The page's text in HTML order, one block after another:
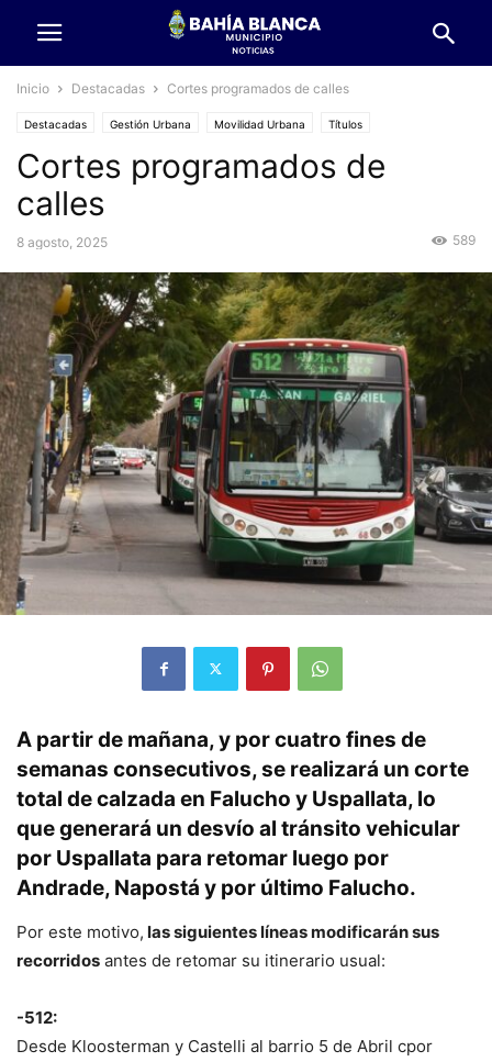
Inicio Destacadas Cortes programados de calles
Destacadas Gestión Urbana Movilidad Urbana Títulos
Cortes programados de
calles
8 agosto, 2025 589
A partir de mañana, y por cuatro fines de
semanas consecutivos, se realizará un corte
total de calzada en Falucho y Uspallata, lo
que generará un desvío al tránsito vehicular
por Uspallata para retomar luego por
Andrade, Napostá y por último Falucho.
Por este motivo, las siguientes líneas modificarán sus
recorridos antes de retomar su itinerario usual:
-512:
Desde Kloosterman y Castelli al barrio 5 de Abril cpor